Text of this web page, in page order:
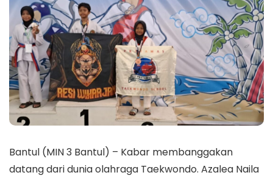
​Bantul (MIN 3 Bantul) – Kabar membanggakan
datang dari dunia olahraga Taekwondo. Azalea Naila